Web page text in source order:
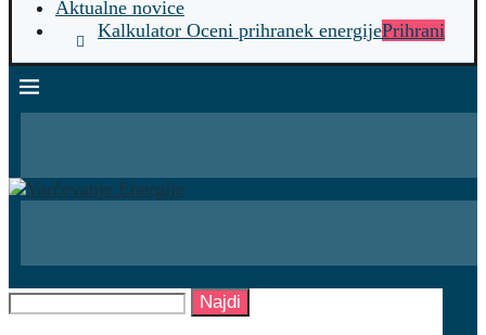
Aktualne novice
Kalkulator Oceni prihranek energijePrihrani
Najdi